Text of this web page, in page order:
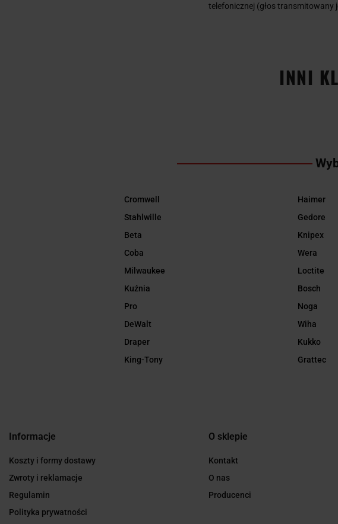
telefonicznej (głos transmitowany
INNI
Cromwell
Stahlwille
Beta
Coba
Milwaukee
Kuźnia
Pro
DeWalt
Draper
King-Tony
Haimer
Gedore
Knipex
Wera
Loctite
Bosch
Noga
Wiha
Kukko
Grattec
Informacje
Koszty i formy dostawy
Zwroty i reklamacje
Regulamin
Polityka prywatności
O sklepie
Kontakt
O nas
Producenci